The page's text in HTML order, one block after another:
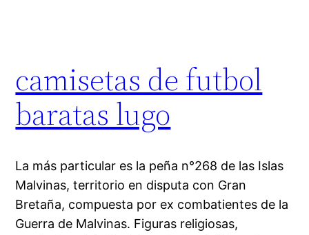
camisetas de futbol
baratas lugo
La más particular es la peña n°268 de las Islas
Malvinas, territorio en disputa con Gran
Bretaña, compuesta por ex combatientes de la
Guerra de Malvinas. Figuras religiosas,